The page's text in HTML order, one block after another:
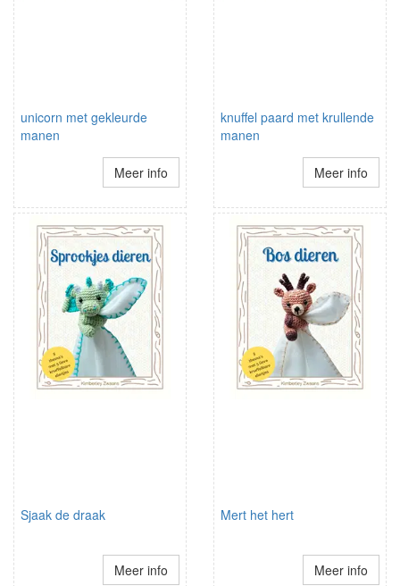
unicorn met gekleurde
manen
Meer info
knuffel paard met krullende
manen
Meer info
Sjaak de draak
Meer info
Mert het hert
Meer info